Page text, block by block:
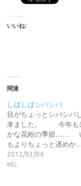
いいね:
関連
しばしばシバシバ
目がちょっとシバシバ
来ました。 今年も
かな花粉の季節……
もよりちょっと遅めか
2012/03/04
etc.